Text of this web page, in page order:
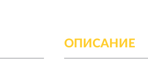
ОПИСАНИЕ